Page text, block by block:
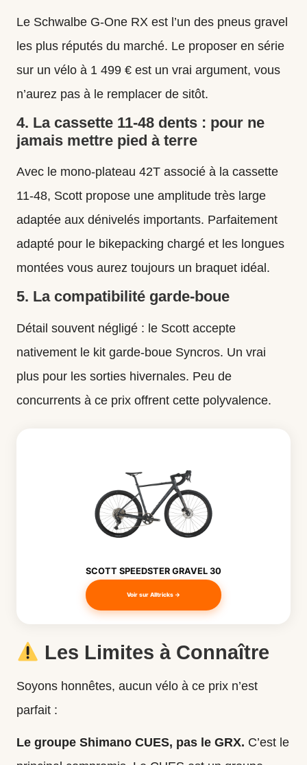
Le Schwalbe G-One RX est l’un des pneus gravel
les plus réputés du marché. Le proposer en série
sur un vélo à 1 499 € est un vrai argument, vous
n’aurez pas à le remplacer de sitôt.
4. La cassette 11-48 dents : pour ne
jamais mettre pied à terre
Avec le mono-plateau 42T associé à la cassette
11-48, Scott propose une amplitude très large
adaptée aux dénivelés importants. Parfaitement
adapté pour le bikepacking chargé et les longues
montées vous aurez toujours un braquet idéal.
5. La compatibilité garde-boue
Détail souvent négligé : le Scott accepte
nativement le kit garde-boue Syncros. Un vrai
plus pour les sorties hivernales. Peu de
concurrents à ce prix offrent cette polyvalence.
SCOTT SPEEDSTER GRAVEL 30
Voir sur Alltricks →
Les Limites à Connaître
Soyons honnêtes, aucun vélo à ce prix n’est
parfait :
Le groupe Shimano CUES, pas le GRX. C’est le